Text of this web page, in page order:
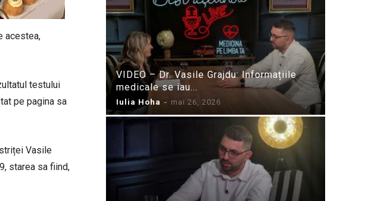
acestea,
testului
pe pagina sa
Vasile
starea sa fiind,
VIDEO – Dr. Vasile Grajdu: Informațiile
medicale se iau...
Iulia Hoha - mai 26, 2026